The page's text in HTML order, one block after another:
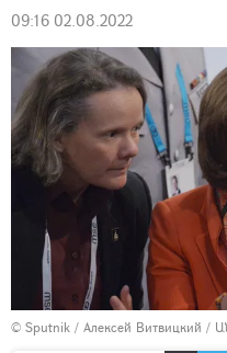
09:16 02.08.2022
© Sputnik / Алексей Витвицкий /